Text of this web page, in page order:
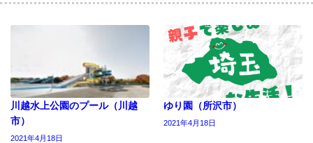
川越水上公園のプール（川越
市）
2021年4月18日
ゆり園（所沢市）
2021年4月18日